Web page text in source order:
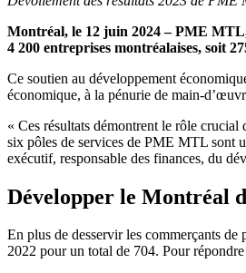
Montréal, le 12 juin 2024 – PME MTL,
4 200 entreprises montréalaises, soit
Ce soutien au développement
économique, à la pénurie de main-
« Ces résultats démontrent le rôle
six pôles de services de PME MTL sont
exécutif, responsable des finances, du
Développer le Montréal
En plus de desservir les commerçants
2022 pour un total de 704. Pour